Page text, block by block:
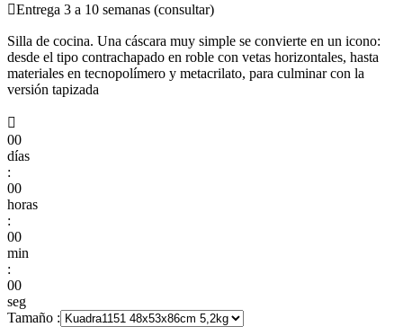
Entrega 3 a 10 semanas (consultar)
Silla de cocina. Una cáscara muy simple se convierte en un icono:
desde el tipo contrachapado en roble con vetas horizontales, hasta
materiales en tecnopolímero y metacrilato, para culminar con la
versión tapizada

00
días
:
00
horas
:
00
min
:
00
seg
Tamaño :